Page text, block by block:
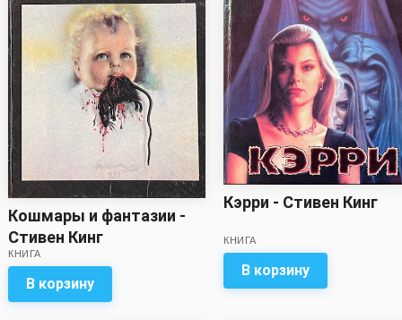
Кошмары и фантазии -
Стивен Кинг
КНИГА
В корзину
Кэрри - Стивен Кинг
КНИГА
В корзину